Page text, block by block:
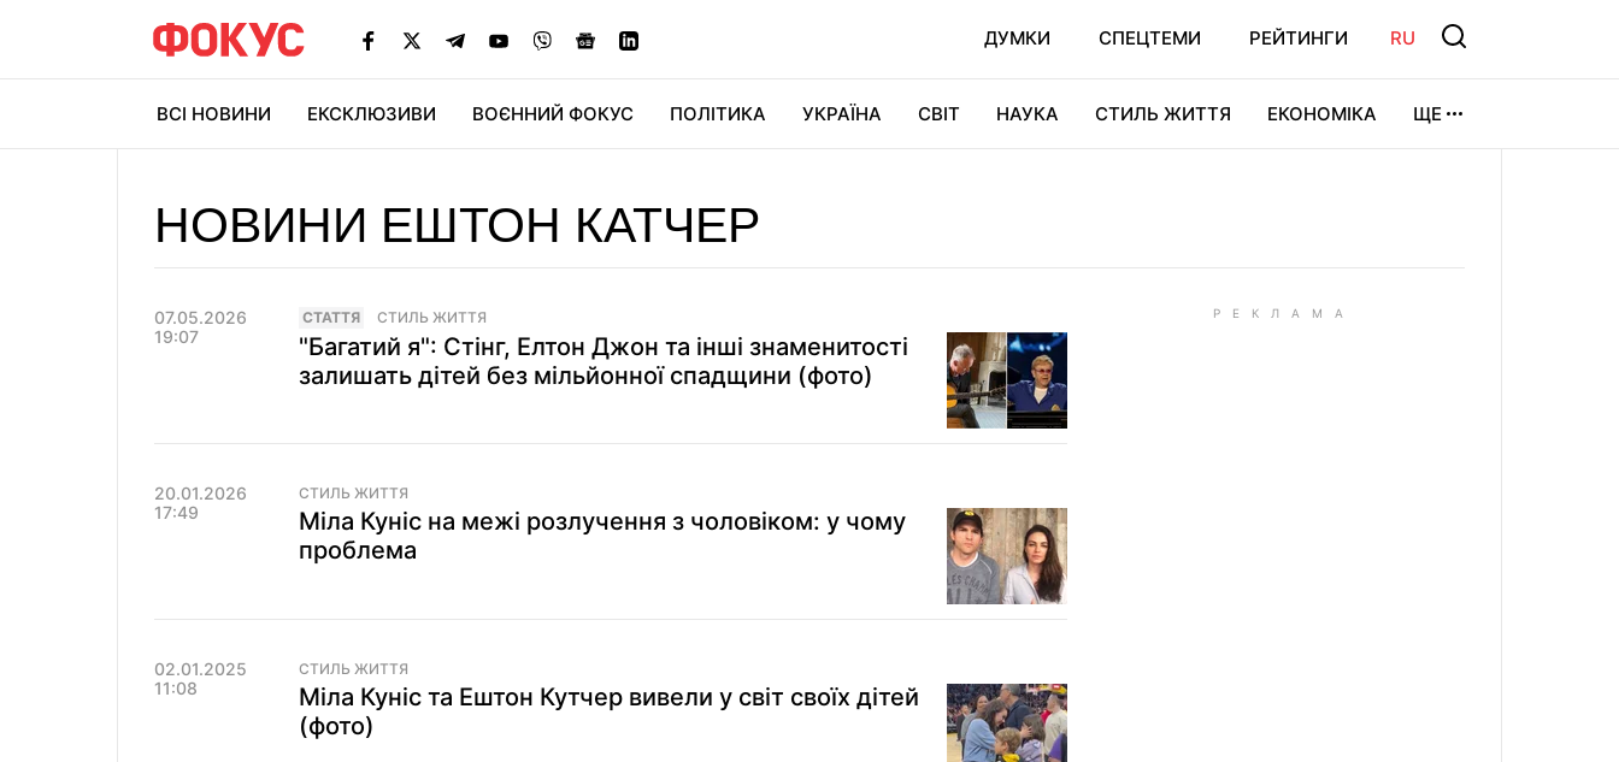
ДУМКИ СПЕЦТЕМИ РЕЙТИНГИ RU
ВСІ НОВИНИ ЕКСКЛЮЗИВИ ВОЄННИЙ ФОКУС ПОЛІТИКА УКРАЇНА СВІТ НАУКА СТИЛЬ ЖИТТЯ ЕКОНОМІКА ЩЕ
НОВИНИ ЕШТОН КАТЧЕР
07.05.2026
19:07
СТАТТЯ СТИЛЬ ЖИТТЯ
"Багатий я": Стінг, Елтон Джон та інші знаменитості
залишать дітей без мільйонної спадщини (фото)
20.01.2026
17:49
СТИЛЬ ЖИТТЯ
Міла Куніс на межі розлучення з чоловіком: у чому
проблема
02.01.2025
11:08
СТИЛЬ ЖИТТЯ
Міла Куніс та Ештон Кутчер вивели у світ своїх дітей
(фото)